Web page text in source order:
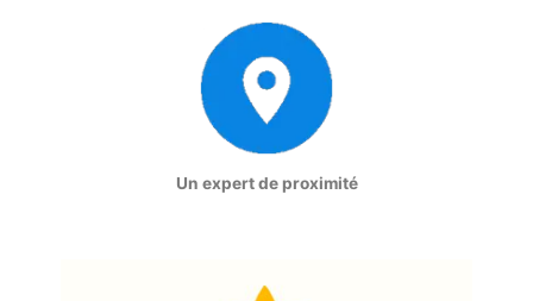
Un expert de proximité